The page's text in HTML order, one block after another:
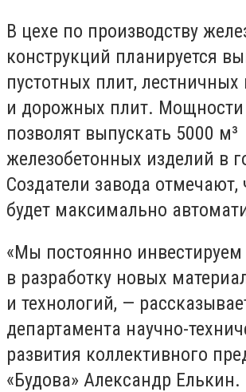
В цехе по производству
конструкций планируется
пустотных плит,
и дорожных плит. Мощности
позволят выпускать 5000 м³
железобетонных изделий в
Создатели завода отмечают,
будет максимально
«Мы постоянно инвестируем
в разработку новых
и технологий, —
департамента научно-
развития коллективного
«Будова» Александр Елькин.